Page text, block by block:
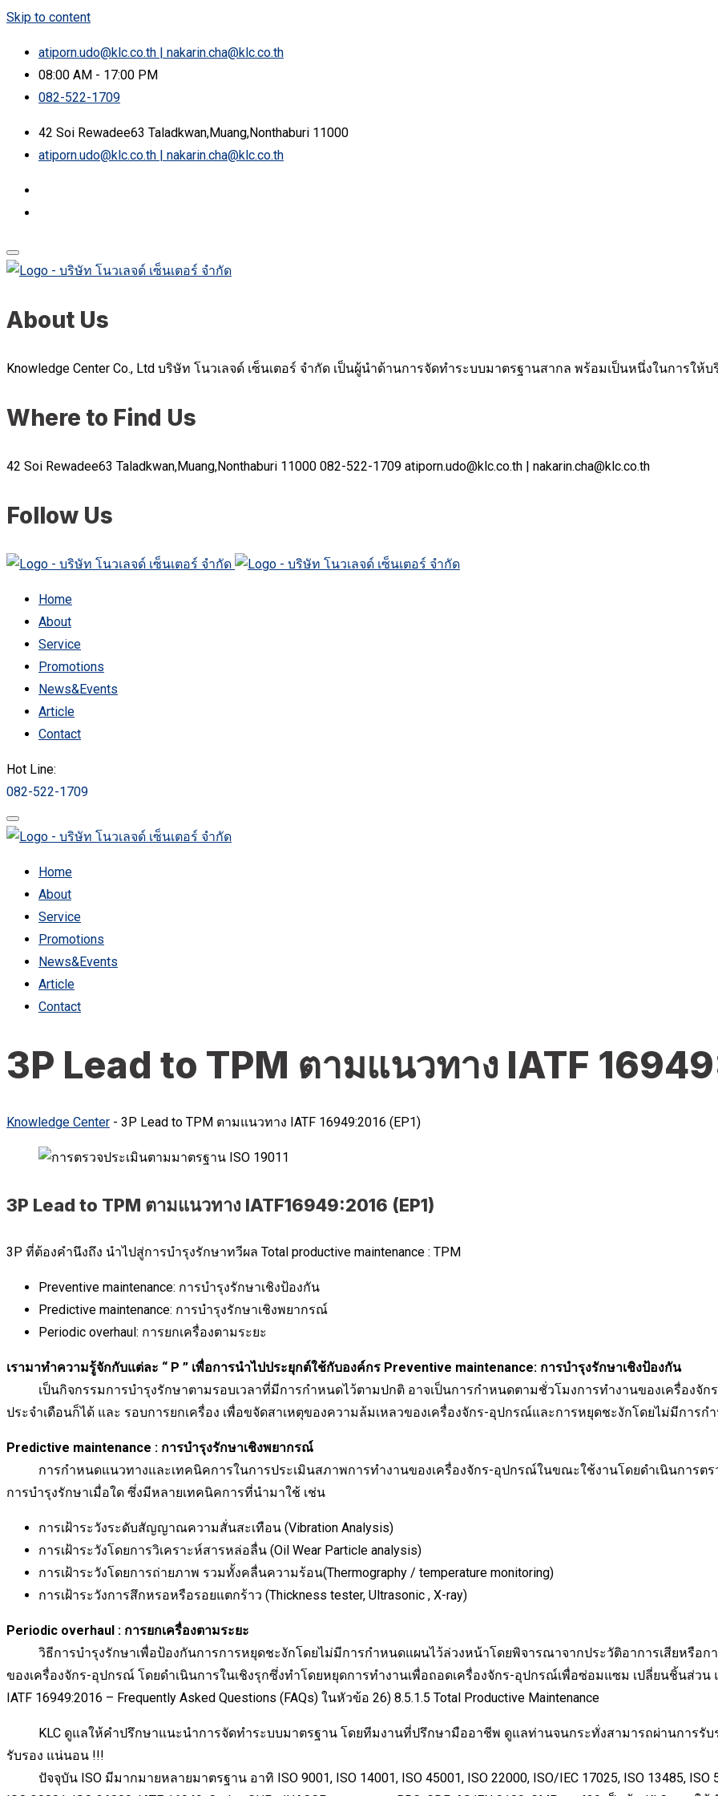
Skip to content
atiporn.udo@klc.co.th | nakarin.cha@klc.co.th
08:00 AM - 17:00 PM
082-522-1709
42 Soi Rewadee63 Taladkwan,Muang,Nonthaburi 11000
atiporn.udo@klc.co.th | nakarin.cha@klc.co.th
About Us
Knowledge Center Co., Ltd บริษัท โนวเลจด์ เซ็นเตอร์ จำกัด เป็นผู้นำด้านการจัดทำระบบมาตรฐานสากล พร้อมเป็นหนึ่งในการให้
Where to Find Us
42 Soi Rewadee63 Taladkwan,Muang,Nonthaburi 11000 082-522-1709 atiporn.udo@klc.co.th | nakarin.cha@klc.co.th
Follow Us
Home
About
Service
Promotions
News&Events
Article
Contact
Hot Line:
082-522-1709
Home
About
Service
Promotions
News&Events
Article
Contact
3P Lead to TPM ตามแนวทาง IATF
Knowledge Center - 3P Lead to TPM ตามแนวทาง IATF 16949:2016 (EP1)
3P Lead to TPM ตามแนวทาง IATF16949:2016 (EP1)
3P ที่ต้องคำนึงถึง นำไปสู่การบำรุงรักษาทวีผล Total productive maintenance : TPM
Preventive maintenance: การบำรุงรักษาเชิงป้องกัน
Predictive maintenance: การบำรุงรักษาเชิงพยากรณ์
Periodic overhaul: การยกเครื่องตามระยะ
เรามาทำความรู้จักกับแต่ละ “ P ” เพื่อการนำไปประยุกต์ใช้กับองค์กร Preventive maintenance: การบำรุงรักษาเชิงป้องกัน
เป็นกิจกรรมการบำรุงรักษาตามรอบเวลาที่มีการกำหนดไว้ตามปกติ อาจเป็นการกำหนดตามชั่วโมงการทำงานของเครื่องจัก
ประจำเดือนก็ได้ และ รอบการยกเครื่อง เพื่อขจัดสาเหตุของความล้มเหลวของเครื่องจักร-อุปกรณ์และการหยุดชะงักโดยไม่มีการ
Predictive maintenance : การบำรุงรักษาเชิงพยากรณ์
การกำหนดแนวทางและเทคนิคการในการประเมินสภาพการทำงานของเครื่องจักร-อุปกรณ์ในขณะใช้งานโดยดำเนินการตร
การบำรุงรักษาเมื่อใด ซึ่งมีหลายเทคนิคการที่นำมาใช้ เช่น
การเฝ้าระวังระดับสัญญาณความสั่นสะเทือน (Vibration Analysis)
การเฝ้าระวังโดยการวิเคราะห์สารหล่อลื่น (Oil Wear Particle analysis)
การเฝ้าระวังโดยการถ่ายภาพ รวมทั้งคลื่นความร้อน(Thermography / temperature monitoring)
การเฝ้าระวังการสึกหรอหรือรอยแตกร้าว (Thickness tester, Ultrasonic , X-ray)
Periodic overhaul : การยกเครื่องตามระยะ
วิธีการบำรุงรักษาเพื่อป้องกันการการหยุดชะงักโดยไม่มีการกำหนดแผนไว้ล่วงหน้าโดยพิจารณาจากประวัติอาการเสียหรือ
ของเครื่องจักร-อุปกรณ์ โดยดำเนินการในเชิงรุกซึ่งทำโดยหยุดการทำงานเพื่อถอดเครื่องจักร-อุปกรณ์เพื่อซ่อมแซม เปลี่ยนชิ้นส่ว
IATF 16949:2016 – Frequently Asked Questions (FAQs) ในหัวข้อ 26) 8.5.1.5 Total Productive Maintenance
KLC ดูแลให้คำปรึกษาแนะนำการจัดทำระบบมาตรฐาน โดยทีมงานที่ปรึกษามืออาชีพ ดูแลท่านจนกระทั่งสามารถผ่านการรับร
รับรอง แน่นอน !!!
ปัจจุบัน ISO มีมากมายหลายมาตรฐาน อาทิ ISO 9001, ISO 14001, ISO 45001, ISO 22000, ISO/IEC 17025, ISO 13485, ISO